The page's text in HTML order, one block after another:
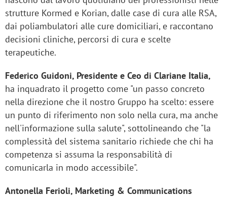
strutture Kormed e Korian, dalle case di cura alle RSA,
dai poliambulatori alle cure domiciliari, e raccontano
decisioni cliniche, percorsi di cura e scelte
terapeutiche.
Federico Guidoni, Presidente e Ceo di Clariane Italia,
ha inquadrato il progetto come "un passo concreto
nella direzione che il nostro Gruppo ha scelto: essere
un punto di riferimento non solo nella cura, ma anche
nell'informazione sulla salute", sottolineando che "la
complessità del sistema sanitario richiede che chi ha
competenza si assuma la responsabilità di
comunicarla in modo accessibile".
Antonella Ferioli, Marketing & Communications